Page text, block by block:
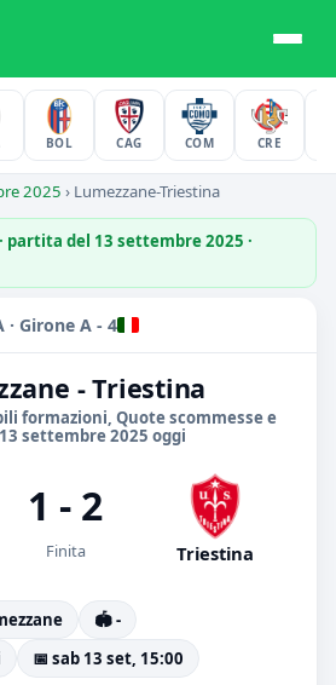
BOL CAG COM CRE
2025 › Lumezzane-Triestina
· partita del 13 settembre 2025 ·
· Girone A - 4
- Triestina
formazioni, Quote scommesse e
settembre 2025 oggi
1 - 2
Finita Triestina
🏟️ -
📅 sab 13 set, 15:00